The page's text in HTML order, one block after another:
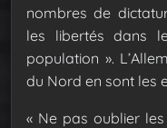
nombres de
les libertés dans
population ».
du Nord en sont les
« Ne pas oublier